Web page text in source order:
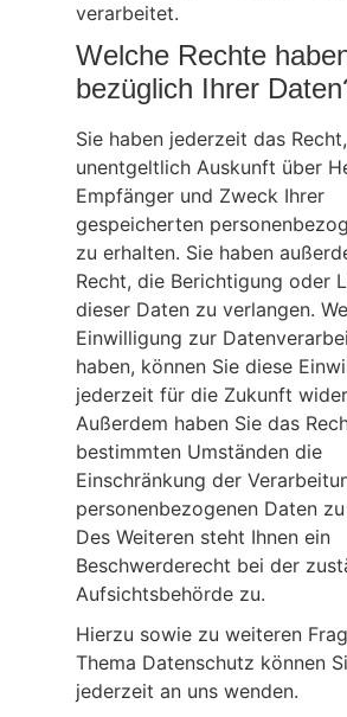
verarbeitet.
Welche Rechte
bezüglich Ihrer
Sie haben jederzeit das Recht,
unentgeltlich Auskunft über
Empfänger und Zweck Ihrer
gespeicherten
zu erhalten. Sie haben
Recht, die Berichtigung oder
dieser Daten zu verlangen.
Einwilligung zur
haben, können Sie diese
jederzeit für die Zukunft
Außerdem haben Sie das
bestimmten Umständen die
Einschränkung der
personenbezogenen Daten
Des Weiteren steht Ihnen ein
Beschwerderecht bei der
Aufsichtsbehörde zu.
Hierzu sowie zu weiteren
Thema Datenschutz können
jederzeit an uns wenden.